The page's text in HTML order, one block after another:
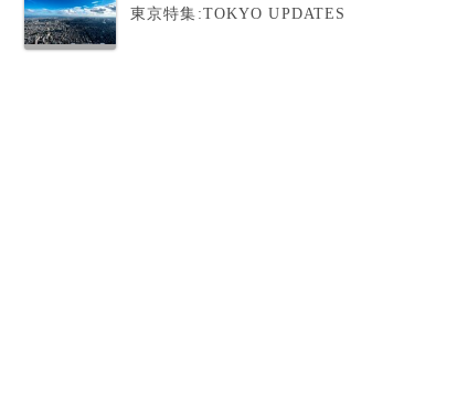
東京特集:TOKYO UPDATES